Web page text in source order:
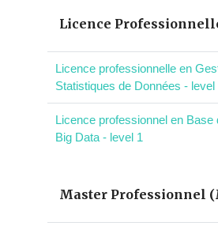
Licence
Licence professionnelle en
Statistiques de Données - level
Licence professionnel en Base
Big Data - level 1
Master Professionnel